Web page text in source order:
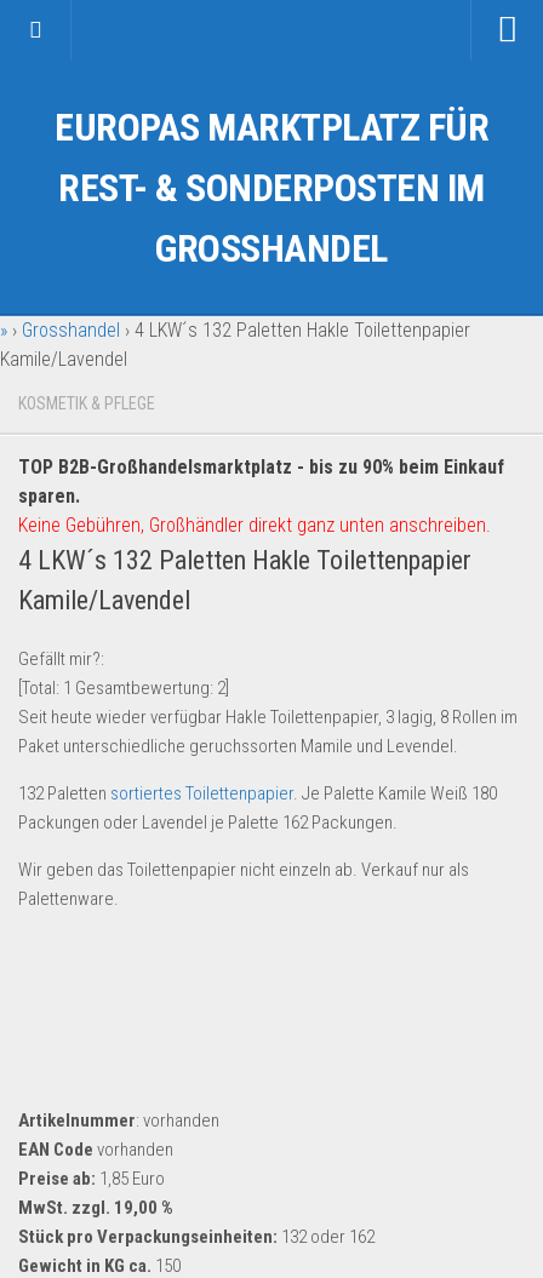
Kategorien
Auto & Motorrad
Fahrzeuge & Transport
Garten & Werkzeug
Geschäft, Büro & Schreibwaren
Geschenkartikel
Handy und Smartphone
Kosmetik & Pflege
Lebensmittel & Getränke
Multimedia & Elektro
Münzen
Spielzeug & Games
Schuhe & Accessoires
Uhren & Schmuck
Restposten-Angebote
B2B Produkte
Grosshandel
Amazon
Aldi
EUROPAS MARKTPLATZ FÜR
REST- & SONDERPOSTEN IM
GROSSHANDEL
» › Grosshandel › 4 LKW´s 132 Paletten Hakle Toilettenpapier
Kamile/Lavendel
KOSMETIK & PFLEGE
TOP B2B-Großhandelsmarktplatz - bis zu 90% beim Einkauf
sparen.
Keine Gebühren, Großhändler direkt ganz unten anschreiben.
4 LKW´s 132 Paletten Hakle Toilettenpapier
Kamile/Lavendel
Gefällt mir?:
[Total: 1 Gesamtbewertung: 2]
Seit heute wieder verfügbar Hakle Toilettenpapier, 3 lagig, 8 Rollen im
Paket unterschiedliche geruchssorten Mamile und Levendel.
132 Paletten sortiertes Toilettenpapier. Je Palette Kamile Weiß 180
Packungen oder Lavendel je Palette 162 Packungen.
Wir geben das Toilettenpapier nicht einzeln ab. Verkauf nur als
Palettenware.
Artikelnummer: vorhanden
EAN Code vorhanden
Preise ab: 1,85 Euro
MwSt. zzgl. 19,00 %
Stück pro Verpackungseinheiten: 132 oder 162
Gewicht in KG ca. 150